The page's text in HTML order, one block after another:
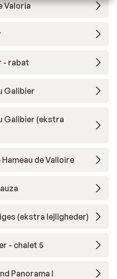
Valoria
- rabat
Galibier
Galibier (ekstra
de Valloire
(ekstra lejligheder)
- chalet 5
Panorama I